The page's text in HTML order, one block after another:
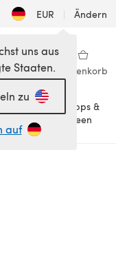
EUR | Ändern
Warenkorb
Tipps &
Ideen
uns aus
Staaten.
zu
auf